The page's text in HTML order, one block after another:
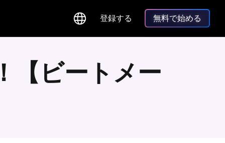
登録する 無料で始める
【ビートメー